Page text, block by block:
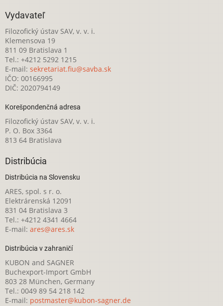
Vydavateľ
Filozofický ústav SAV, v. v. i.
Klemensova 19
811 09 Bratislava 1
Tel.: +4212 5292 1215
E-mail: sekretariat.fiu@savba.sk
IČO: 00166995
DIČ: 2020794149
Korešpondenčná adresa
Filozofický ústav SAV, v. v. i.
P. O. Box 3364
813 64 Bratislava
Distribúcia
Distribúcia na Slovensku
ARES, spol. s r. o.
Elektrárenská 12091
831 04 Bratislava 3
Tel.: +4212 4341 4664
E-mail: ares@ares.sk
Distribúcia v zahraničí
KUBON and SAGNER
Buchexport-Import GmbH
803 28 München, Germany
Tel.: 0049 89 54 218 142
E-mail: postmaster@kubon-sagner.de